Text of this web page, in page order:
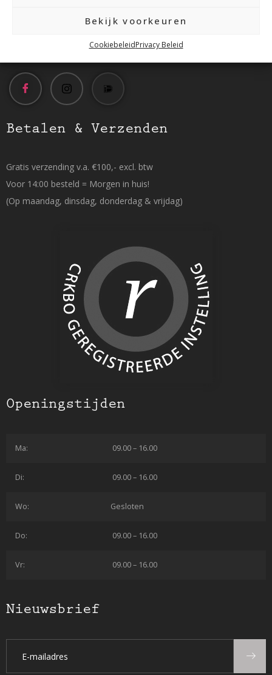
Bekijk voorkeuren
CookiebeleidPrivacy Beleid
Betalen & Verzenden
Gratis verzending v.a. €100,- excl. btw
Voor 14:00 besteld = Morgen in huis!
(Op maandag, dinsdag, donderdag & vrijdag)
Openingstijden
Ma: 09.00 – 16.00
Di: 09.00 – 16.00
Wo: Gesloten
Do: 09.00 – 16.00
Vr: 09.00 – 16.00
Nieuwsbrief